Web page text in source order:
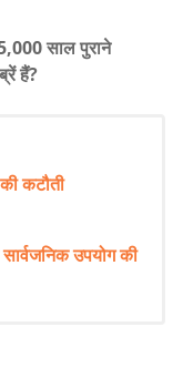
साल पुराने
हैं?
कटौती
उपयोग की